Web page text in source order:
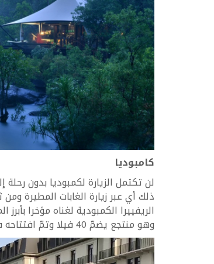
كامبوديا
وهو منتجع يضمّ 40 فيلا وتمّ افتتاحه في العام 2017 مع 50 جناحاً و 13 مسكناً خاصاً.